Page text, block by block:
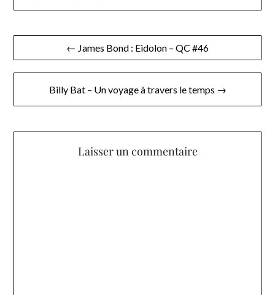
Navigation
de
l’article
← James Bond : Eidolon – QC #46
Billy Bat – Un voyage à travers le temps →
Laisser un commentaire